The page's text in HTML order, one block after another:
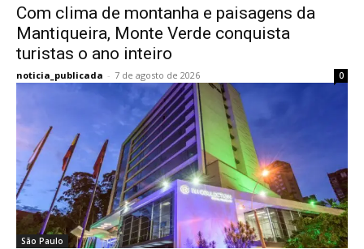
Com clima de montanha e paisagens da
Mantiqueira, Monte Verde conquista
turistas o ano inteiro
noticia_publicada - 7 de agosto de 2026 0
São Paulo